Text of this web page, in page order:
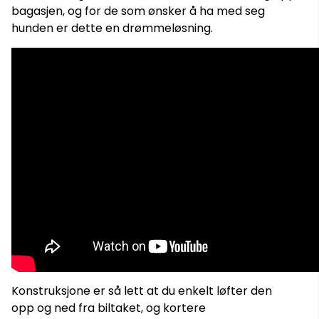
bagasjen, og for de som ønsker å ha med seg
hunden er dette en drømmeløsning.
Konstruksjone er så lett at du enkelt løfter den
opp og ned fra biltaket, og kortere